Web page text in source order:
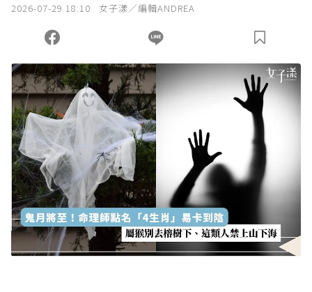
2026-07-29 18:10 女子漾／編輯ANDREA